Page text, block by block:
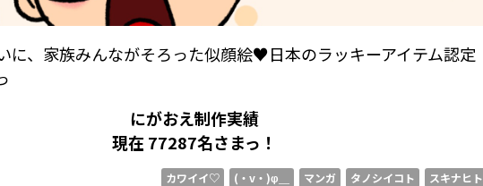
に、家族みんながそろった似顔絵♥️日本のラッキーアイテム認定
にがおえ制作実績
現在 77287名さまっ！
カワイイ♡ (・v・)φ＿ マンガ タノシイコト スキナヒト